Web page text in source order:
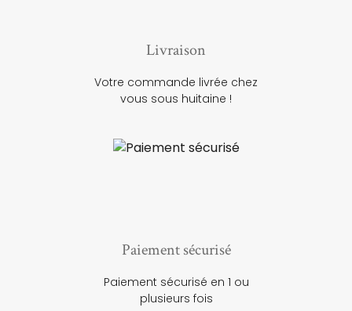
Livraison
Votre commande livrée chez
vous sous huitaine !
Paiement sécurisé
Paiement sécurisé en 1 ou
plusieurs fois